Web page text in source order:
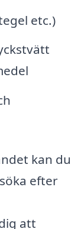
etc.)
kan du
efter
att